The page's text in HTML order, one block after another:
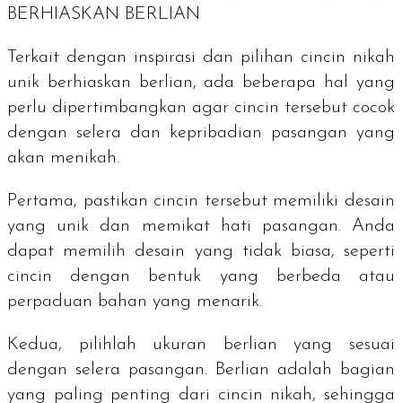
BERHIASKAN BERLIAN
Terkait dengan inspirasi dan pilihan cincin nikah
unik berhiaskan berlian, ada beberapa hal yang
perlu dipertimbangkan agar cincin tersebut cocok
dengan selera dan kepribadian pasangan yang
akan menikah.
Pertama, pastikan cincin tersebut memiliki desain
yang unik dan memikat hati pasangan. Anda
dapat memilih desain yang tidak biasa, seperti
cincin dengan bentuk yang berbeda atau
perpaduan bahan yang menarik.
Kedua, pilihlah ukuran berlian yang sesuai
dengan selera pasangan. Berlian adalah bagian
yang paling penting dari cincin nikah, sehingga